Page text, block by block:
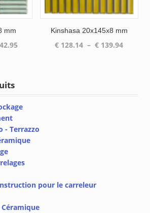
mm
Plage
Kinshasa 20x145x8 mm
€ 128.14 – € 139.94Plage
- Terrazzo
pour le carreleur